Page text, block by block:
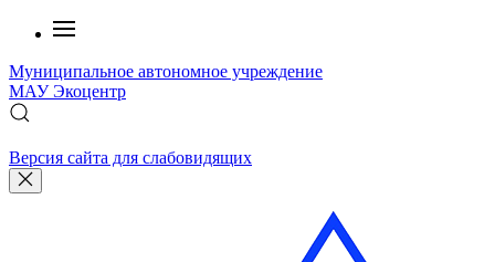
Муниципальное автономное учреждение
МАУЭкоцентр
Версия сайта для слабовидящих